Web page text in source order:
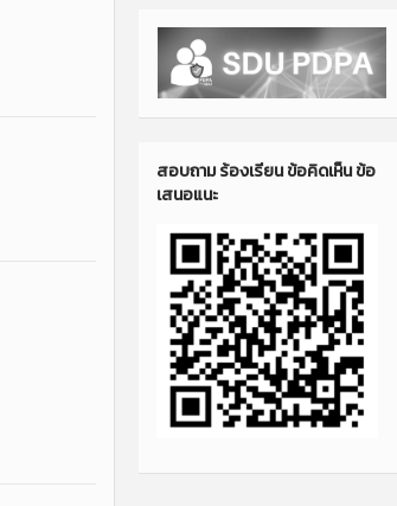
สอบถาม ร้องเรียน ข้อคิดเห็น ข้อ
เสนอแนะ